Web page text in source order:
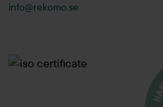
info@rekomo.se